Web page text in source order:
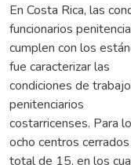
En Costa Rica, las
funcionarios
cumplen con los
fue caracterizar las
condiciones de
penitenciarios
costarricenses. Para
ocho centros
total de 15, en los